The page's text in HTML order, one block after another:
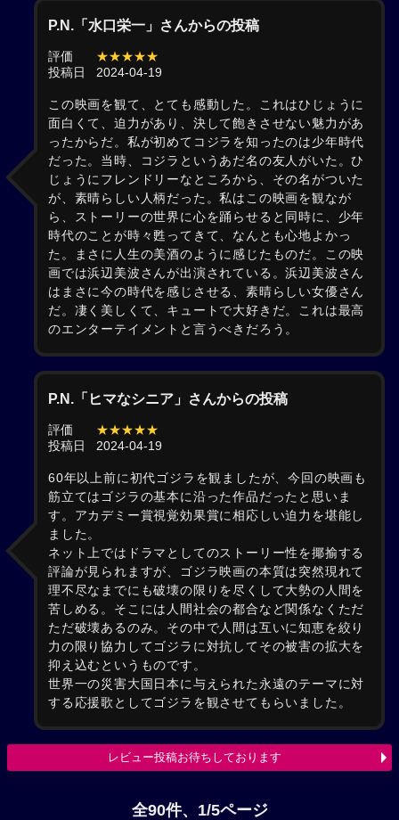
P.N.「水口栄一」さんからの投稿
評価
★★★★★
投稿日
2024-04-19
この映画を観て、とても感動した。これはひじょうに
面白くて、迫力があり、決して飽きさせない魅力があ
ったからだ。私が初めてコジラを知ったのは少年時代
だった。当時、コジラというあだ名の友人がいた。ひ
じょうにフレンドリーなところから、その名がついた
が、素晴らしい人柄だった。私はこの映画を観なが
ら、ストーリーの世界に心を踊らせると同時に、少年
時代のことが時々甦ってきて、なんとも心地よかっ
た。まさに人生の美酒のように感じたものだ。この映
画では浜辺美波さんが出演されている。浜辺美波さん
はまさに今の時代を感じさせる、素晴らしい女優さん
だ。凄く美しくて、キュートで大好きだ。これは最高
のエンターテイメントと言うべきだろう。
P.N.「ヒマなシニア」さんからの投稿
評価
★★★★★
投稿日
2024-04-19
60年以上前に初代ゴジラを観ましたが、今回の映画も
筋立てはゴジラの基本に沿った作品だったと思いま
す。アカデミー賞視覚効果賞に相応しい迫力を堪能し
ました。
ネット上ではドラマとしてのストーリー性を揶揄する
評論が見られますが、ゴジラ映画の本質は突然現れて
理不尽なまでにも破壊の限りを尽くして大勢の人間を
苦しめる。そこには人間社会の都合など関係なくただ
ただ破壊あるのみ。その中で人間は互いに知恵を絞り
力の限り協力してゴジラに対抗してその被害の拡大を
抑え込むというものです。
世界一の災害大国日本に与えられた永遠のテーマに対
する応援歌としてゴジラを観させてもらいました。
レビュー投稿お待ちしております
全90件、1/5ページ